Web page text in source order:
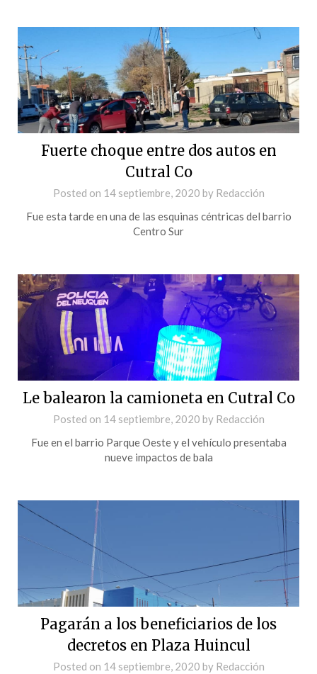
Fuerte choque entre dos autos en
Cutral Co
Posted on 14 septiembre, 2020 by Redacción
Fue esta tarde en una de las esquinas céntricas del barrio
Centro Sur
Le balearon la camioneta en Cutral Co
Posted on 14 septiembre, 2020 by Redacción
Fue en el barrio Parque Oeste y el vehículo presentaba
nueve impactos de bala
Pagarán a los beneficiarios de los
decretos en Plaza Huincul
Posted on 14 septiembre, 2020 by Redacción